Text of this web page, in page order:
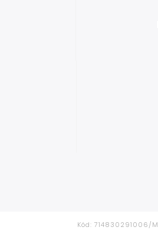
Kód: 714830291006/M